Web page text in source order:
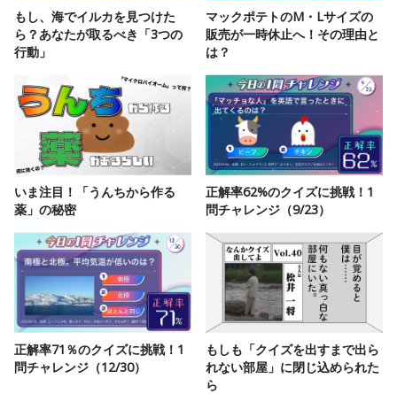
もし、海でイルカを見つけた
ら？あなたが取るべき「3つの
行動」
マックポテトのM・Lサイズの
販売が一時休止へ！その理由と
は？
いま注目！「うんちから作る
薬」の秘密
正解率62%のクイズに挑戦！1
問チャレンジ（9/23）
正解率71％のクイズに挑戦！1
問チャレンジ（12/30）
もしも「クイズを出すまで出ら
れない部屋」に閉じ込められた
ら